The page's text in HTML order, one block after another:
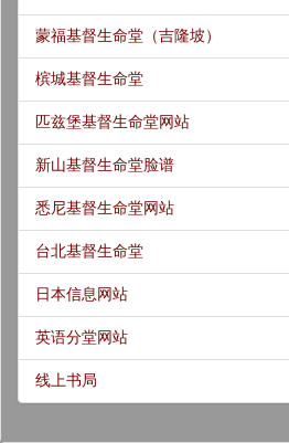
蒙福基督生命堂（吉隆坡）
槟城基督生命堂
匹兹堡基督生命堂网站
新山基督生命堂脸谱
悉尼基督生命堂网站
台北基督生命堂
日本信息网站
英语分堂网站
线上书局